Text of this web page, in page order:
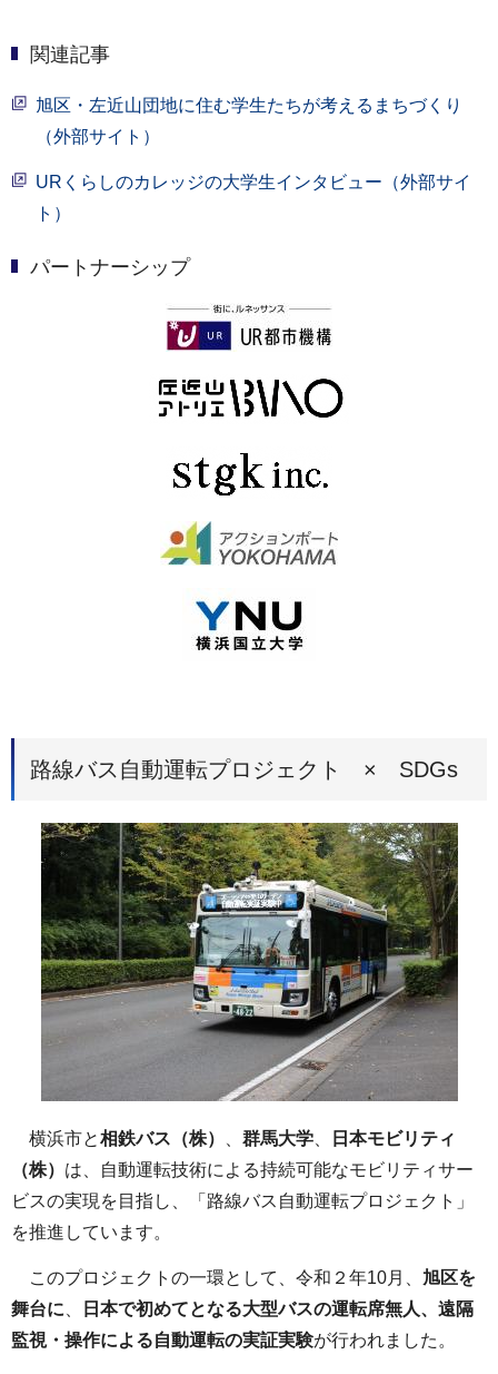
関連記事
旭区・左近山団地に住む学生たちが考えるまちづくり
（外部サイト）
URくらしのカレッジの大学生インタビュー（外部サイ
ト）
パートナーシップ
路線バス自動運転プロジェクト × SDGs
横浜市と相鉄バス（株） 群馬大学
日本モビリティ
（株） は、自動運転技術による持続可能なモビリティサー
ビスの実現を目指し、「路線バス自動運転プロジェクト」
を推進しています。
このプロジェクトの一環として、令和２年10月、 旭区を
舞台に
日本で初めてとなる大型バスの運転席無人、遠隔
監視・操作による自動運転の実証実験が行われました。